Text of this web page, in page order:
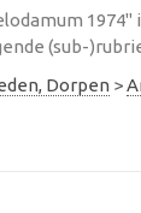
1974"
(sub-
Dorpen >